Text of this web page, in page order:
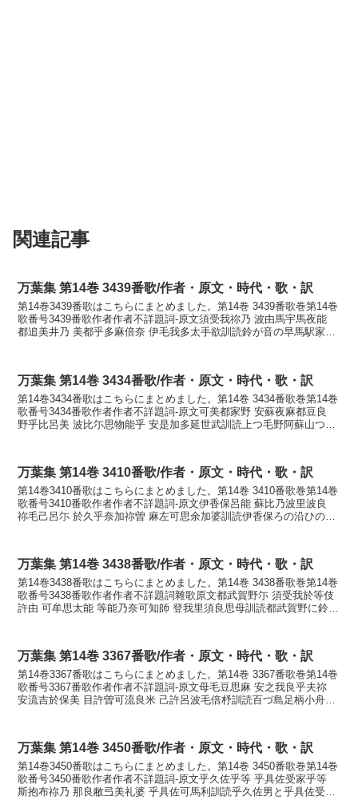
関連記事
万葉集 第14巻 3439番歌/作者・原文・時代・歌・訳
第14巻3439番歌はこちらにまとめました。第14巻 3439番歌巻第14巻
歌番号3439番歌作者作者不詳題詞-原文須受我祢乃 波由馬宇馬夜能
都追美井乃 美都乎多麻倍奈 伊毛我多太手欲訓読鈴が音の早馬駅家の
万葉集 第14巻 3434番歌/作者・原文・時代・歌・訳
第14巻3434番歌はこちらにまとめました。第14巻 3434番歌巻第14巻
歌番号3434番歌作者作者不詳題詞-原文可美都家野 安蘇夜麻都豆良
野乎比呂美 波比尓思物能乎 安是加多延世武訓読上つ毛野阿蘇山つづ
万葉集 第14巻 3410番歌/作者・原文・時代・歌・訳
第14巻3410番歌はこちらにまとめました。第14巻 3410番歌巻第14巻
歌番号3410番歌作者作者不詳題詞-原文伊香保呂能 蘇比乃波里波良
祢毛己呂尓 於久乎奈加祢曽 麻左可思余加婆訓読伊香保ろの沿ひの榛
万葉集 第14巻 3438番歌/作者・原文・時代・歌・訳
第14巻3438番歌はこちらにまとめました。第14巻 3438番歌巻第14巻
歌番号3438番歌作者作者不詳題詞雜歌原文都武賀野尓 須受我於等伎
許由 可牟思太能 等能乃奈可知師 登我里須良思母訓読都武賀野に鈴が
万葉集 第14巻 3367番歌/作者・原文・時代・歌・訳
第14巻3367番歌はこちらにまとめました。第14巻 3367番歌巻第14巻
歌番号3367番歌作者作者不詳題詞-原文母毛豆思麻 安之我良乎夫祢
安流吉於保美 目許曽可流良米 己許呂波毛倍杼訓読百づ島足柄小舟歩
万葉集 第14巻 3450番歌/作者・原文・時代・歌・訳
第14巻3450番歌はこちらにまとめました。第14巻 3450番歌巻第14巻
歌番号3450番歌作者作者不詳題詞-原文乎久佐乎等 乎具佐受家乎等
斯抱布祢乃 那良敝弖美礼婆 乎具佐可馬利訓読乎久佐男と乎具佐受家